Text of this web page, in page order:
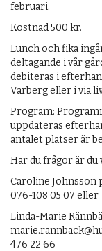
februari.
Kostnad 500 kr.
Lunch och fika
deltagande i vår
debiteras i
Varberg eller i via
Program:
uppdateras
antalet platser är
Har du frågor är
Caroline Johnsson
076-108 05 07 eller
Linda-Marie
476 22 66